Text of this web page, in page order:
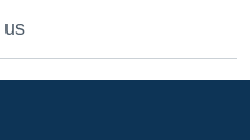
TRỘM HẢI SÂM
us